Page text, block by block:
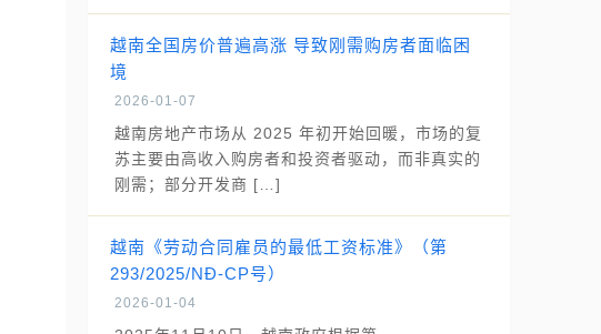
越南全国房价普遍高涨 导致刚需购房者面临困
境
2026-01-07
越南房地产市场从 2025 年初开始回暖，市场的复
苏主要由高收入购房者和投资者驱动，而非真实的
刚需；部分开发商 […]
越南《劳动合同雇员的最低工资标准》（第
293/2025/NĐ-CP号）
2026-01-04